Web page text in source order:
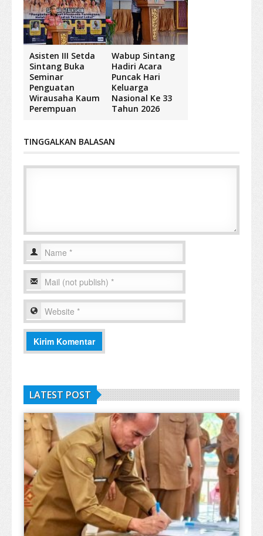
Asisten III Setda
Sintang Buka
Seminar
Penguatan
Wirausaha Kaum
Perempuan
Wabup Sintang
Hadiri Acara
Puncak Hari
Keluarga
Nasional Ke 33
Tahun 2026
TINGGALKAN BALASAN
LATEST POST